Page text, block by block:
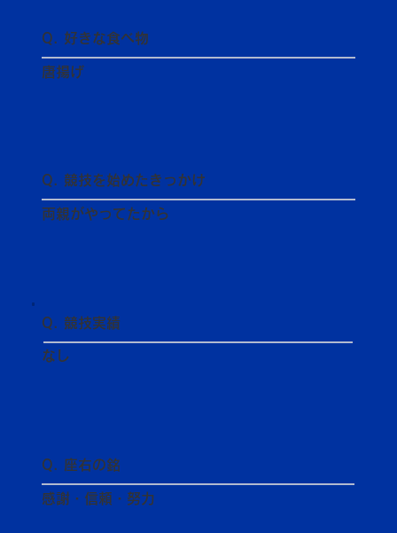
Q. 競技実績
なし
Q. 競技を始めたきっかけ
両親がやってたから
Q. 好きな食べ物
唐揚げ
Q. 座右の銘
感謝・信頼・努力